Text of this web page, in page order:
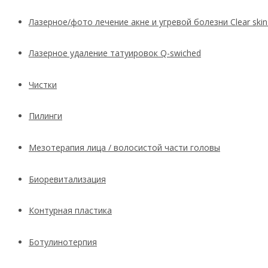
Лазерное/фото лечение акне и угревой болезни Clear
Лазерное удаление татуировок Q-swiched
Чистки
Пилинги
Мезотерапия лица / волосистой части головы
Биоревитализация
Контурная пластика
Ботулинотерпия